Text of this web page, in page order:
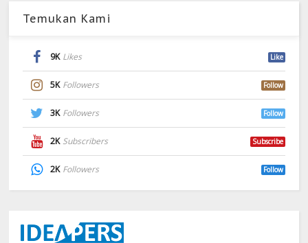
Temukan Kami
9K Likes Like
5K Followers Follow
3K Followers Follow
2K Subscribers Subscribe
2K Followers Follow